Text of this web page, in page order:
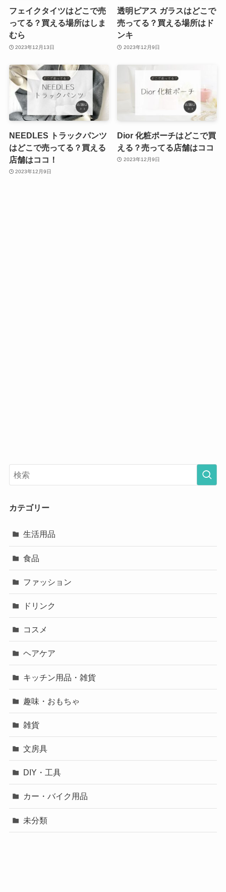
フェイクタイツはどこで売
ってる？買える場所はしま
むら
2023年12月13日
透明ピアス ガラスはどこで
売ってる？買える場所はド
ンキ
2023年12月9日
NEEDLES トラックパンツ
はどこで売ってる？買える
店舗はココ！
2023年12月9日
Dior 化粧ポーチはどこで買
える？売ってる店舗はココ
2023年12月9日
カテゴリー
生活用品
食品
ファッション
ドリンク
コスメ
ヘアケア
キッチン用品・雑貨
趣味・おもちゃ
雑貨
文房具
DIY・工具
カー・バイク用品
未分類